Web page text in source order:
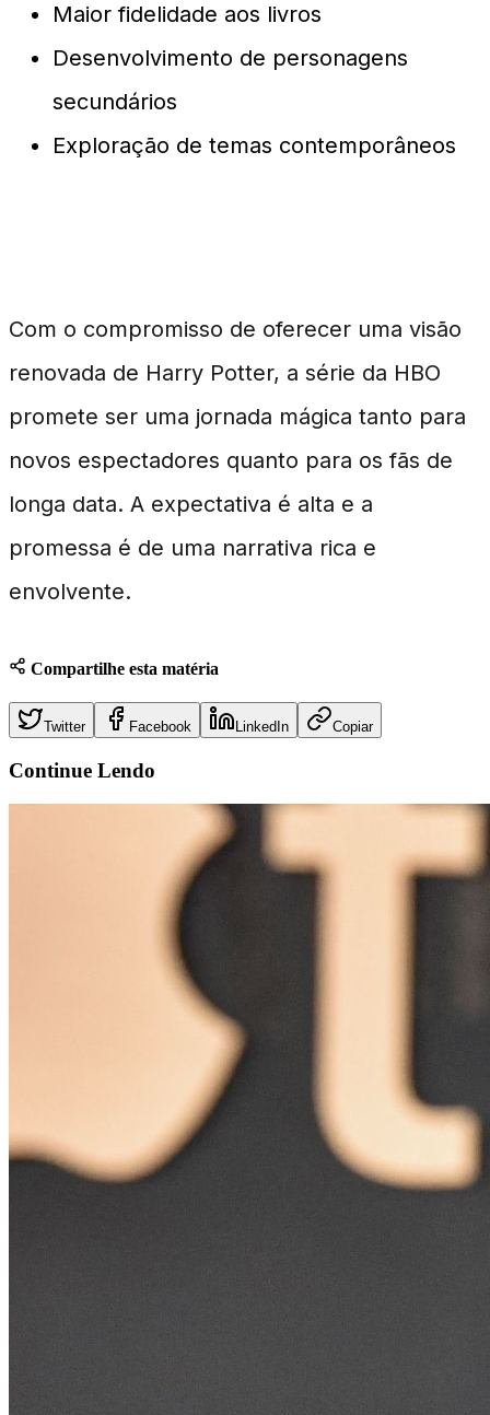
Maior fidelidade aos livros
Desenvolvimento de personagens
secundários
Exploração de temas contemporâneos
Com o compromisso de oferecer uma visão
renovada de Harry Potter, a série da HBO
promete ser uma jornada mágica tanto para
novos espectadores quanto para os fãs de
longa data. A expectativa é alta e a
promessa é de uma narrativa rica e
envolvente.
Compartilhe esta matéria
Twitter Facebook LinkedIn Copiar
Continue Lendo